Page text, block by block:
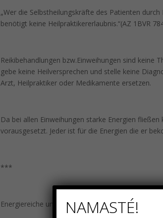
„Wer die Selbstheilungskräfte des Patienten
benötigt keine Heilpraktikererlaubnis.“(AZ 1BVR
Reikibehandlungen bzw.Einweihungen sind keine
gebe keine Heilversprechen und stelle keine
Arzt, Heilpraktiker oder Medikamente ersetzen.
Da bei allen Einweihungen starke Energien
vorausgesetzt. Jeder ist für die Energien die er
***
Energiereiche und liebe GrüßeNAMASTÉ!